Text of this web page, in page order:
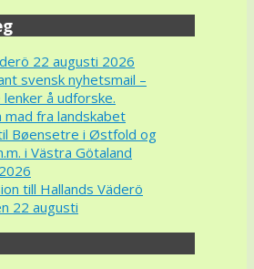
22 augusti 2026
svensk nyhetsmail –
å udforske.
mad fra landskabet
Bøensetre i Østfold og
i Västra Götaland
till Hallands Väderö
22 augusti